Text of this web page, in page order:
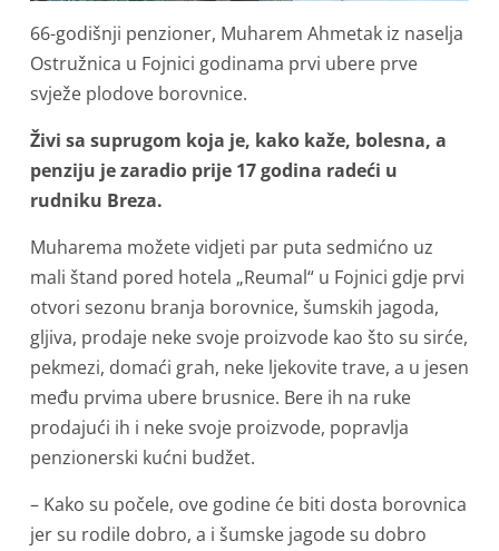
66-godišnji penzioner, Muharem Ahmetak iz naselja
Ostružnica u Fojnici godinama prvi ubere prve
svježe plodove borovnice.
Živi sa suprugom koja je, kako kaže, bolesna, a
penziju je zaradio prije 17 godina radeći u
rudniku Breza.
Muharema možete vidjeti par puta sedmićno uz
mali štand pored hotela „Reumal“ u Fojnici gdje prvi
otvori sezonu branja borovnice, šumskih jagoda,
gljiva, prodaje neke svoje proizvode kao što su sirće,
pekmezi, domaći grah, neke ljekovite trave, a u jesen
među prvima ubere brusnice. Bere ih na ruke
prodajući ih i neke svoje proizvode, popravlja
penzionerski kućni budžet.
– Kako su počele, ove godine će biti dosta borovnica
jer su rodile dobro, a i šumske jagode su dobro